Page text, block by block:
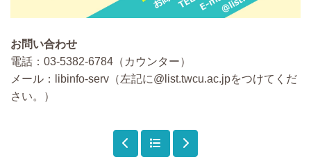
お問い合わせ
電話：03-5382-6784（カウンター）
メール：libinfo-serv（左記に@list.twcu.ac.jpをつけてくだ
さい。）